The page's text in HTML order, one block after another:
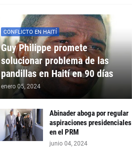
CONFLICTO EN HAITÍ
Guy Philippe promete
solucionar problema de las
pandillas en Haití en 90 días
enero 05, 2024
Abinader aboga por regular
aspiraciones presidenciales
en el PRM
junio 04, 2024